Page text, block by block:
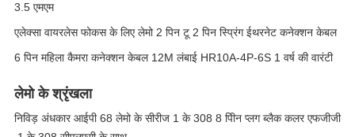
3.5 एमएम
एलेक्सा वायरलेस फोकस के लिए लेमो 2 पिन टू 2 पिन स्प्रिंग ईथरनेट कनेक्शन केबल
6 पिन महिला कैमरा कनेक्शन केबल 12M लंबाई HR10A-4P-6S 1 वर्ष की वारंटी
लेमो के श्रृंखला
निविड़ अंधकार आईपी 68 लेमो के सीरीज 1 के 308 8 पीिन प्लग ब्लैक कलर एफजीजी